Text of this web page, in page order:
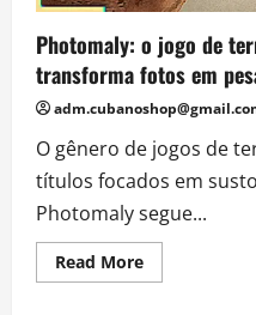
Photomaly: o jogo de
transforma fotos em
O gênero de jogos de
títulos focados em
Photomaly segue...
Read MoreRead
more